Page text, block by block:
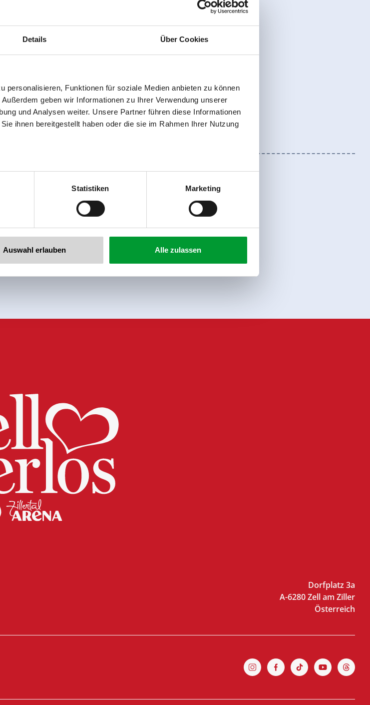
Details Über Cookies
personalisieren, Funktionen für soziale Medien anbieten zu können
geben wir Informationen zu Ihrer Verwendung unserer
und Analysen weiter. Unsere Partner führen diese Informationen
ihnen bereitgestellt haben oder die sie im Rahmen Ihrer Nutzung
Statistiken Marketing
Auswahl erlauben Alle zulassen
Anmelden
Dorfplatz 3a
A-6280 Zell am Ziller
Österreich